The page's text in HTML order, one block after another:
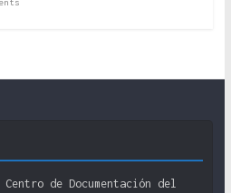
de Documentación del